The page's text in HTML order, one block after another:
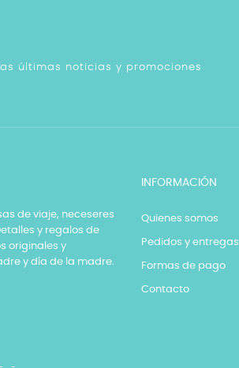
últimas noticias y promociones
de viaje, neceseres
y regalos de
originales y
y día de la madre.
INFORMACIÓN
Quienes somos
Pedidos y entregas
Formas de pago
Contacto